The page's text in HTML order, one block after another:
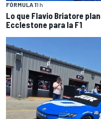
FÓRMULA 11 h
Lo que Flavio Briatore
Ecclestone para la F1